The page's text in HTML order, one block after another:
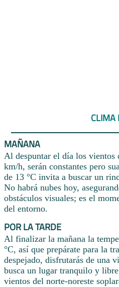
CLIMA
MAÑANA
Al despuntar el día los vientos
km/h, serán constantes pero
de 13 °C invita a buscar un
No habrá nubes hoy,
obstáculos visuales; es el
del entorno.
POR LA TARDE
Al finalizar la mañana la
°C, así que prepárate para la
despejado, disfrutarás de una
busca un lugar tranquilo y
vientos del norte-noreste